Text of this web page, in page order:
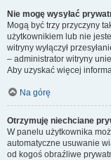
Nie mogę wysyłać
Mogą być trzy przyczyny
użytkownikiem lub nie
witryny wyłączył
– administrator witryny
Aby uzyskać więcej
Na górę
Otrzymuję niechciane
W panelu użytkownika
automatyczne usuwanie
od kogoś obraźliwe